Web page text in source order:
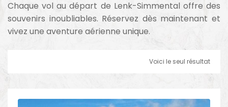
Chaque vol au départ de Lenk-Simmental offre des
souvenirs inoubliables. Réservez dès maintenant et
vivez une aventure aérienne unique.
Voici le seul résultat